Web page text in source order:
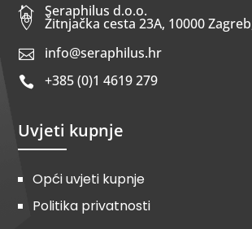
 Seraphilus d.o.o.
 Žitnjačka cesta 23A, 10000
 info@seraphilus.hr
 +385 (0)1 4619 279
Uvjeti kupnje
Opći uvjeti kupnje
Politika privatnosti